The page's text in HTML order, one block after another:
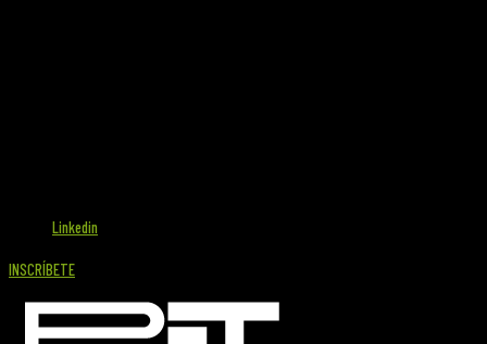
Linkedin
INSCRÍBETE